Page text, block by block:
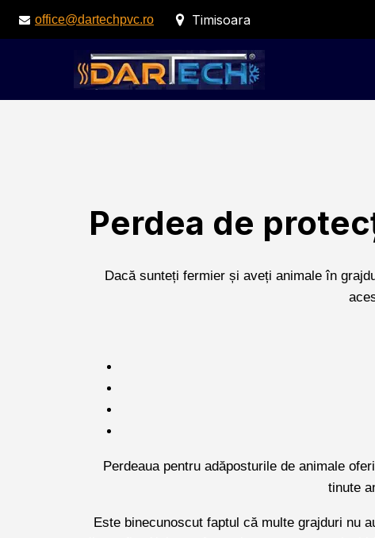
office@dartechpvc.ro Timisoara
Perdea de
Dacă sunteți fermier și aveți animale în
Perdeaua pentru adăposturile de animale
tinute
Este binecunoscut faptul că multe grajduri nu